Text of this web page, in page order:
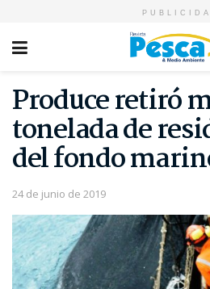
Produce retiró
tonelada de
del fondo
24 de junio de 2019